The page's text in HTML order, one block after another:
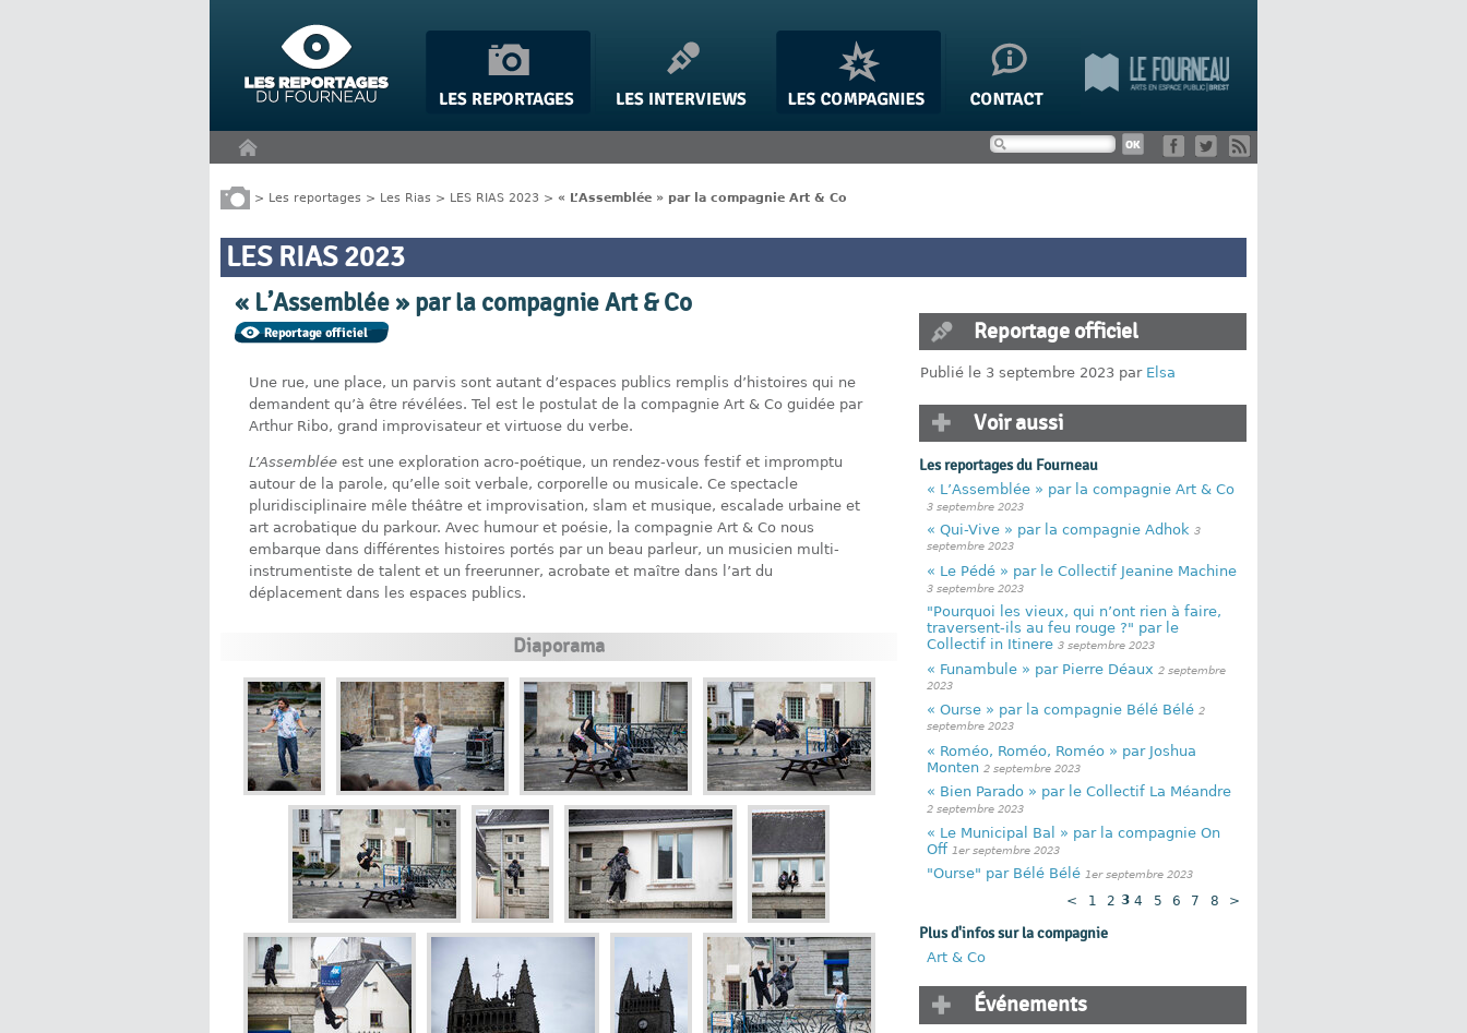
> Les reportages > Les Rias > LES RIAS 2023 > « L’Assemblée » par la compagnie Art & Co
LES RIAS 2023
« L’Assemblée » par la compagnie Art & Co
Une rue, une place, un parvis sont autant d’espaces publics remplis d’histoires qui ne
demandent qu’à être révélées. Tel est le postulat de la compagnie Art & Co guidée par
Arthur Ribo, grand improvisateur et virtuose du verbe.
L’Assemblée est une exploration acro-poétique, un rendez-vous festif et impromptu
autour de la parole, qu’elle soit verbale, corporelle ou musicale. Ce spectacle
pluridisciplinaire mêle théâtre et improvisation, slam et musique, escalade urbaine et
art acrobatique du parkour. Avec humour et poésie, la compagnie Art & Co nous
embarque dans différentes histoires portés par un beau parleur, un musicien multi-
instrumentiste de talent et un freerunner, acrobate et maître dans l’art du
déplacement dans les espaces publics.
Diaporama
Reportage officiel
Publié le 3 septembre 2023 par Elsa
Voir aussi
Les reportages du Fourneau
« L’Assemblée » par la compagnie Art & Co
3 septembre 2023
« Qui-Vive » par la compagnie Adhok 3
septembre 2023
« Le Pédé » par le Collectif Jeanine Machine
3 septembre 2023
"Pourquoi les vieux, qui n’ont rien à faire,
traversent-ils au feu rouge ?" par le
Collectif in Itinere 3 septembre 2023
« Funambule » par Pierre Déaux 2 septembre
2023
« Ourse » par la compagnie Bélé Bélé 2
septembre 2023
« Roméo, Roméo, Roméo » par Joshua
Monten 2 septembre 2023
« Bien Parado » par le Collectif La Méandre
2 septembre 2023
« Le Municipal Bal » par la compagnie On
Off 1er septembre 2023
"Ourse" par Bélé Bélé 1er septembre 2023
< 1 2 3 4 5 6 7 8 >
Plus d'infos sur la compagnie
Art & Co
Événements